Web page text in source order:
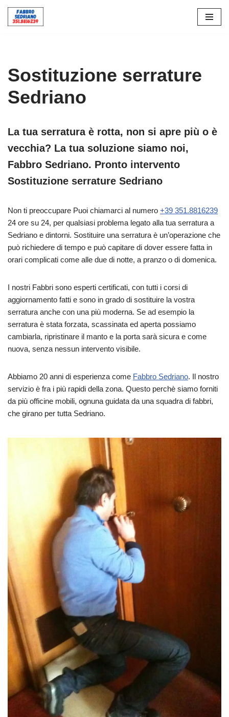
Vai
Sostituzione serrature
Sedriano
La tua serratura è rotta, non si apre più o è
vecchia? La tua soluzione siamo noi,
Fabbro Sedriano. Pronto intervento
Sostituzione serrature Sedriano
Non ti preoccupare Puoi chiamarci al numero +39 351.8816239
24 ore su 24, per qualsiasi problema legato alla tua serratura a
Sedriano e dintorni. Sostituire una serratura è un’operazione che
può richiedere di tempo e può capitare di dover essere fatta in
orari complicati come alle due di notte, a pranzo o di domenica.
I nostri Fabbri sono esperti certificati, con tutti i corsi di
aggiornamento fatti e sono in grado di sostituire la vostra
serratura anche con una più moderna. Se ad esempio la
serratura è stata forzata, scassinata ed aperta possiamo
cambiarla, ripristinare il manto e la porta sarà sicura e come
nuova, senza nessun intervento visibile.
Abbiamo 20 anni di esperienza come Fabbro Sedriano. Il nostro
servizio è fra i più rapidi della zona. Questo perchè siamo forniti
da più officine mobili, ognuna guidata da una squadra di fabbri,
che girano per tutta Sedriano.